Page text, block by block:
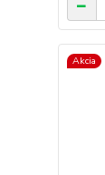
Akcia